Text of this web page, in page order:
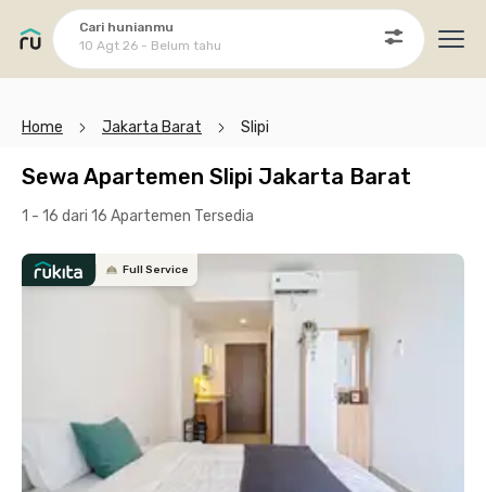
Cari hunianmu
10 Agt 26 - Belum tahu
Home Jakarta Barat Slipi
Sewa Apartemen Slipi Jakarta Barat
1 - 16 dari 16 Apartemen Tersedia
Full Service